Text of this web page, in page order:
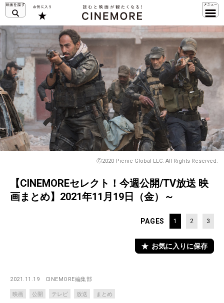
Ⓒ2020 Picnic Global LLC. All Rights Reserved.
【CINEMOREセレクト！今週公開/TV放送 映
画まとめ】2021年11月19日（金）～
PAGES 1 2 3
お気に入りに保存
2021.11.19 CINEMORE編集部
映画 公開 テレビ 放送 まとめ